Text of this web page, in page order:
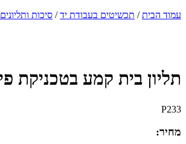
עמוד הבית/ תכשיטים בעבודת יד/ סיכות ותליונים
תליון בית קמע בטכניקת
P233
מחיר: